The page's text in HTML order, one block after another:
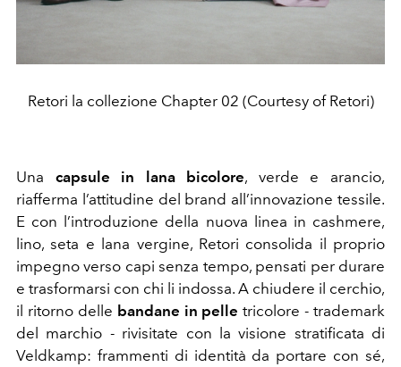
Retori la collezione Chapter 02 (Courtesy of Retori)
Una capsule in lana bicolore, verde e arancio,
riafferma l’attitudine del brand all’innovazione tessile.
E con l’introduzione della nuova linea in cashmere,
lino, seta e lana vergine, Retori consolida il proprio
impegno verso capi senza tempo, pensati per durare
e trasformarsi con chi li indossa. A chiudere il cerchio,
il ritorno delle bandane in pelle tricolore - trademark
del marchio - rivisitate con la visione stratificata di
Veldkamp: frammenti di identità da portare con sé,